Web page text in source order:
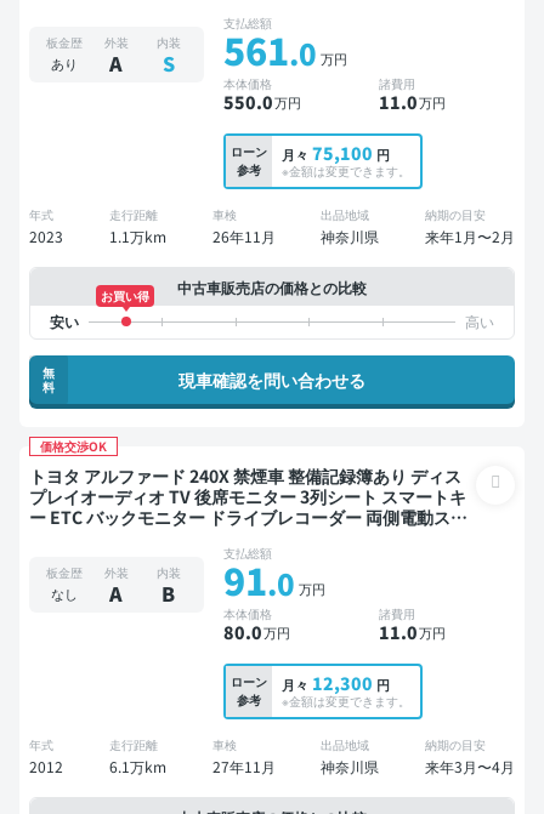
ドア バックモニター 全方位カメラ ドライブレコーダー 衝
突軽減 両側電動スライドドア 7人乗り
板金歴
あり
外装
A
内装
S
支払総額
561.0 万円
本体価格
550.0万円
諸費用
11.0万円
ローン
参考
月々 75,100 円
※金額は変更できます。
年式
2023
走行距離
1.1万km
車検
26年11月
出品地域
神奈川県
納期の目安
来年1月〜2月
中古車販売店の価格との比較
お買い得
無
料
現車確認を問い合わせる
価格交渉OK
トヨタ アルファード 240X 禁煙車 整備記録簿あり ディス
プレイオーディオ TV 後席モニター 3列シート スマートキ
ー ETC バックモニター ドライブレコーダー 両側電動スラ
板金歴
なし
外装
A
内装
B
支払総額
91.0 万円
本体価格
80.0万円
諸費用
11.0万円
ローン
参考
月々 12,300 円
※金額は変更できます。
年式
2012
走行距離
6.1万km
車検
27年11月
出品地域
神奈川県
納期の目安
来年3月〜4月